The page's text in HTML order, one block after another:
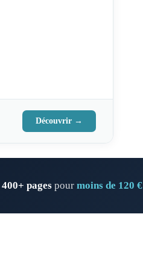
Découvrir →
400+ pages pour moins de 120 €